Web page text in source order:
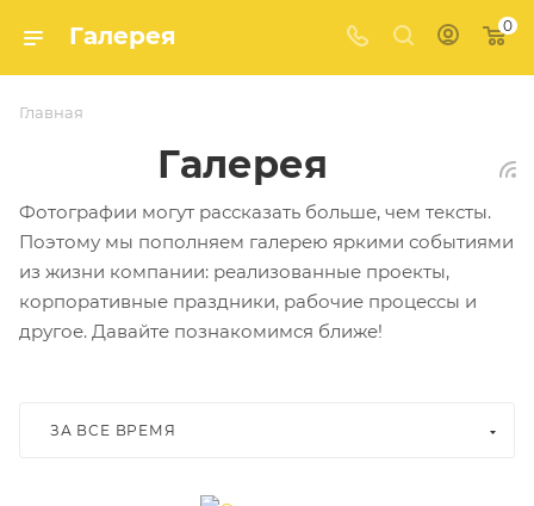
Галерея 0
Главная
Галерея
Фотографии могут рассказать больше, чем тексты.
Поэтому мы пополняем галерею яркими событиями
из жизни компании: реализованные проекты,
корпоративные праздники, рабочие процессы и
другое. Давайте познакомимся ближе!
ЗА ВСЕ ВРЕМЯ